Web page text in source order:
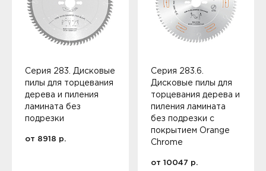
Серия 283. Дисковые
пилы для торцевания
дерева и пиления
ламината без
подрезки
от 8918 р.
Серия 283.6.
Дисковые пилы для
торцевания дерева и
пиления ламината
без подрезки с
покрытием Orange
Chrome
от 10047 р.